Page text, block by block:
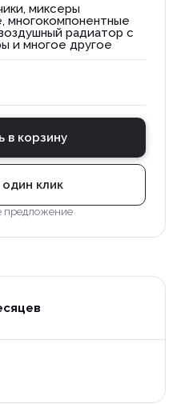
миксеры
многокомпонентные
радиатор с
и многое другое
в корзину
один клик
предложение